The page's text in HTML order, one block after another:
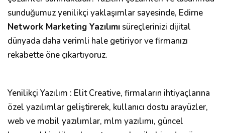
sunduğumuz yenilikçi yaklaşımlar sayesinde, Edirne
Network Marketing Yazılımısüreçlerinizi dijital
dünyada daha verimli hale getiriyor ve firmanızı
rekabette öne çıkartıyoruz.
Yenilikçi Yazılım : Elit Creative, firmaların ihtiyaçlarına
özel yazılımlar geliştirerek, kullanıcı dostu arayüzler,
web ve mobil yazılımlar, mlm yazılımı, güncel